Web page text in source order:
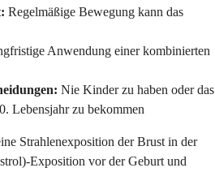
Regelmäßige Bewegung kann das
Anwendung einer kombinierten
Nie Kinder zu haben oder das
Lebensjahr zu bekommen
Strahlenexposition der Brust in der
Exposition vor der Geburt und